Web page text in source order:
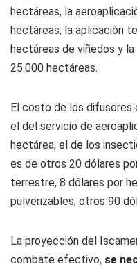
hectáreas, la
hectáreas, la aplicación
hectáreas de viñedos y
25.000 hectáreas.
El costo de los difusores
el del servicio de
hectárea; el de los
es de otros 20 dólares
terrestre, 8 dólares por
pulverizables, otros 90
La proyección del
combate efectivo, se